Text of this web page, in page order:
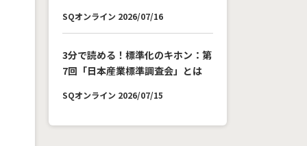
SQオンライン 2026/07/16
3分で読める！標準化のキホン：第
7回「日本産業標準調査会」とは
SQオンライン 2026/07/15